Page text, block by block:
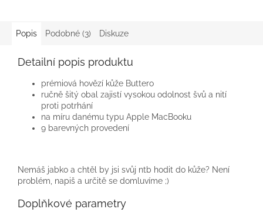
Popis Podobné (3) Diskuze
Detailní popis produktu
prémiová hovězí kůže Buttero
ručně šitý obal zajistí vysokou odolnost švů a nití
proti potrhání
na míru danému typu Apple MacBooku
9 barevných provedení
Nemáš jabko a chtěl by jsi svůj ntb hodit do kůže? Není
problém, napiš a určitě se domluvíme ;)
Doplňkové parametry